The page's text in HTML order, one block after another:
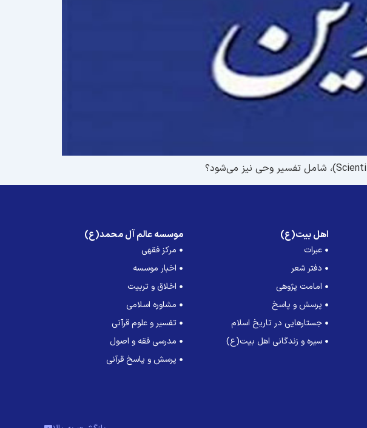
اهل بیت(ع)
عبرات
دفتر شعر
امامت پژوهی
پرسش و پاسخ
جستارهایی در تاریخ اسلام
سیره و زندگانی اهل بیت(ع)
موسسه عالم آل محمد(ع)
مرکز فقهی
اخبار موسسه
اخلاق و تربیت
مشاوره اسلامی
تفسیر و علوم قرآنی
مدرسی فقه و اصول
پرسش و پاسخ قرآنی